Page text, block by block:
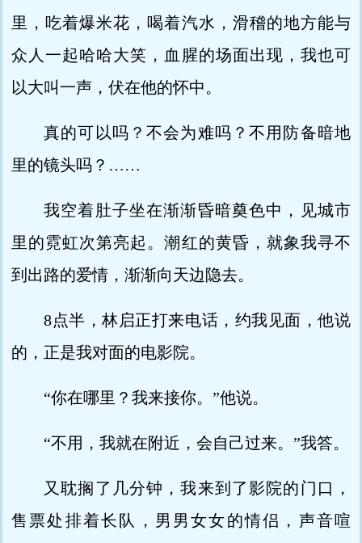
里，吃着爆米花，喝着汽水，滑稽的地方能与
众人一起哈哈大笑，血腥的场面出现，我也可
以大叫一声，伏在他的怀中。
真的可以吗？不会为难吗？不用防备暗地
里的镜头吗？……
我空着肚子坐在渐渐昏暗奠色中，见城市
里的霓虹次第亮起。潮红的黄昏，就象我寻不
到出路的爱情，渐渐向天边隐去。
8点半，林启正打来电话，约我见面，他说
的，正是我对面的电影院。
“你在哪里？我来接你。”他说。
“不用，我就在附近，会自己过来。”我答。
又耽搁了几分钟，我来到了影院的门口，
售票处排着长队，男男女女的情侣，声音喧